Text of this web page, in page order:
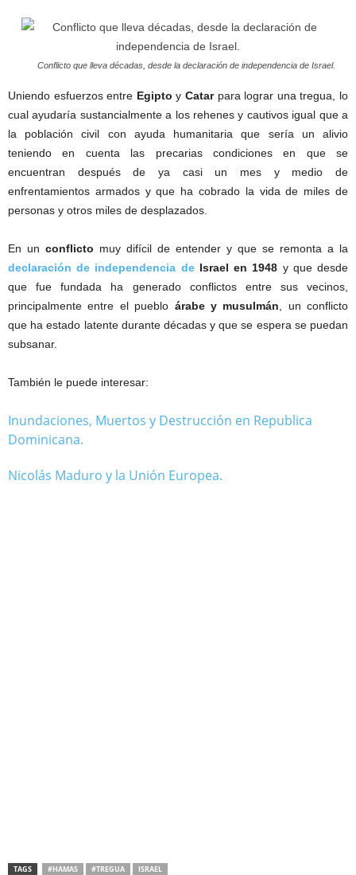
Conflicto que lleva décadas, desde la declaración de independencia de Israel.
Uniendo esfuerzos entre Egipto yCatarpara lograr una tregua, lo
cual ayudaría sustancialmente a los rehenes y cautivos igual que a
la población civil con ayuda humanitaria que sería un alivio
teniendo en cuenta las precarias condiciones en que se
encuentran después de ya casi un mes y medio de
enfrentamientos armados y que ha cobrado la vida de miles de
personas y otros miles de desplazados.
En un conflicto muy difícil de entender y que se remonta a la
declaración de independencia deIsrael en 1948 y que desde
que fue fundada ha generado conflictos entre sus vecinos,
principalmente entre el pueblo árabe y musulmán , un conflicto
que ha estado latente durante décadas y que se espera se puedan
subsanar.
También le puede interesar:
Inundaciones, Muertos y Destrucción en Republica
Dominicana.
Nicolás Maduro y la Unión Europea.
TAGS #HAMAS #TREGUA ISRAEL